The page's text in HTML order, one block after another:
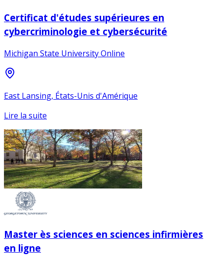
Certificat d'études supérieures en
cybercriminologie et cybersécurité
Michigan State University Online
East Lansing, États-Unis d'Amérique
Lire la suite
Master ès sciences en sciences infirmières
en ligne